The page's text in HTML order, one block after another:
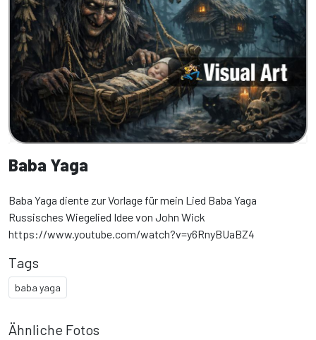
Baba Yaga
Baba Yaga diente zur Vorlage für mein Lied Baba Yaga
Russisches Wiegelied Idee von John Wick
https://www.youtube.com/watch?v=y6RnyBUaBZ4
Tags
baba yaga
Ähnliche Fotos